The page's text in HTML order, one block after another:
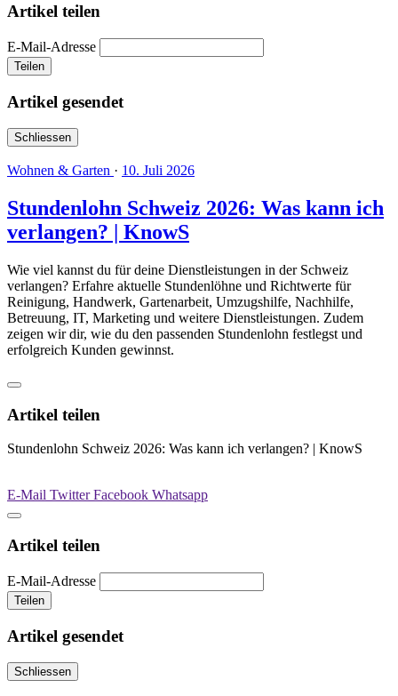
Artikel teilen
E-Mail-Adresse
Teilen
Artikel gesendet
Schliessen
Wohnen & Garten · 10. Juli 2026
Stundenlohn Schweiz 2026: Was kann ich
verlangen? | KnowS
Wie viel kannst du für deine Dienstleistungen in der Schweiz
verlangen? Erfahre aktuelle Stundenlöhne und Richtwerte für
Reinigung, Handwerk, Gartenarbeit, Umzugshilfe, Nachhilfe,
Betreuung, IT, Marketing und weitere Dienstleistungen. Zudem
zeigen wir dir, wie du den passenden Stundenlohn festlegst und
erfolgreich Kunden gewinnst.
Artikel teilen
Stundenlohn Schweiz 2026: Was kann ich verlangen? | KnowS
E-Mail TwitterFacebook Whatsapp
Artikel teilen
E-Mail-Adresse
Teilen
Artikel gesendet
Schliessen